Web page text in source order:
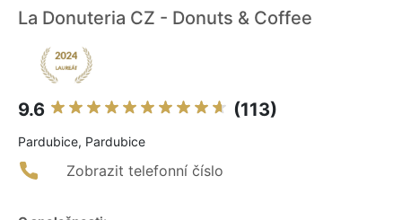
La Donuteria CZ - Donuts & Coffee
9.6 (113)
Pardubice, Pardubice
Zobrazit telefonní číslo